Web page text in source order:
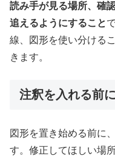
読み手が見る場所、確
追えるようにすること
線、図形を使い分ける
きます。
注釈を入れる前
図形を置き始める前に
す。修正してほしい場